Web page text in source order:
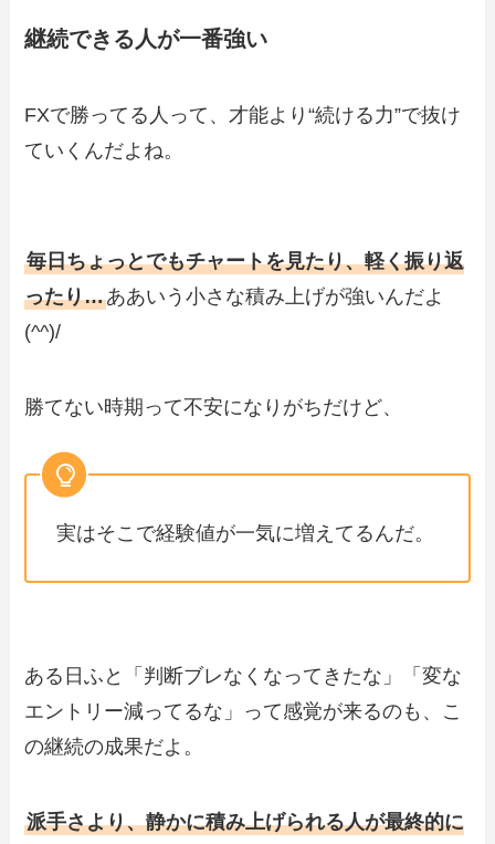
継続できる人が一番強い
FXで勝ってる人って、才能より“続ける力”で抜け
ていくんだよね。
毎日ちょっとでもチャートを見たり、軽く振り返
ったり…ああいう小さな積み上げが強いんだよ
(^^)/
勝てない時期って不安になりがちだけど、
実はそこで経験値が一気に増えてるんだ。
ある日ふと「判断ブレなくなってきたな」「変な
エントリー減ってるな」って感覚が来るのも、こ
の継続の成果だよ。
派手さより、静かに積み上げられる人が最終的に